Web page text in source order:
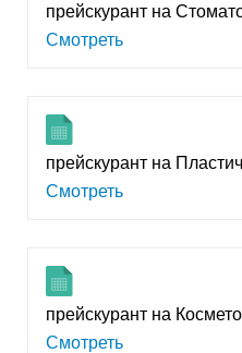
прейскурант на
Смотреть
прейскурант на
Смотреть
прейскурант на
Смотреть